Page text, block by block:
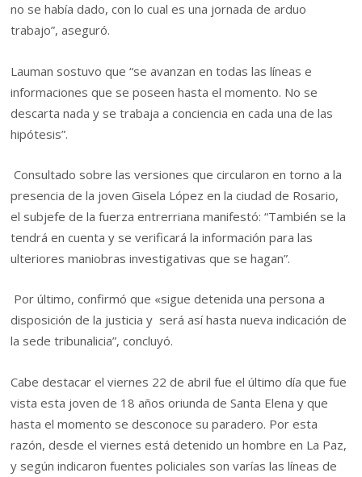
no se había dado, con lo cual es una jornada de arduo
trabajo”, aseguró.
Lauman sostuvo que “se avanzan en todas las líneas e
informaciones que se poseen hasta el momento. No se
descarta nada y se trabaja a conciencia en cada una de las
hipótesis”.
Consultado sobre las versiones que circularon en torno a la
presencia de la joven Gisela López en la ciudad de Rosario,
el subjefe de la fuerza entrerriana manifestó: “También se la
tendrá en cuenta y se verificará la información para las
ulteriores maniobras investigativas que se hagan”.
Por último, confirmó que «sigue detenida una persona a
disposición de la justicia y será así hasta nueva indicación de
la sede tribunalicia”, concluyó.
Cabe destacar el viernes 22 de abril fue el último día que fue
vista esta joven de 18 años oriunda de Santa Elena y que
hasta el momento se desconoce su paradero. Por esta
razón, desde el viernes está detenido un hombre en La Paz,
y según indicaron fuentes policiales son varías las líneas de